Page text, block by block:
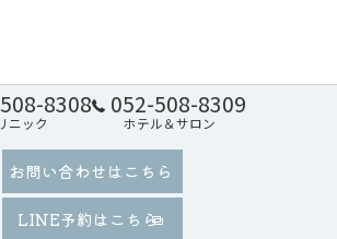
8308
ニック
052-508-8309
ホテル＆サロン
お問い合わせはこちら
LINE予約はこちら